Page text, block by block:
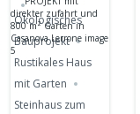
Ökologisches
Bauprojekt
Rustikales Haus
mit Garten
Steinhaus zum